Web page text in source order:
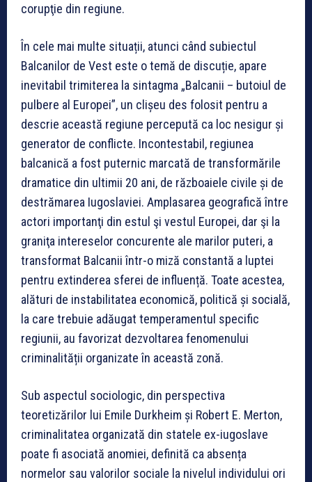
corupţie din regiune.
În cele mai multe situații, atunci când subiectul
Balcanilor de Vest este o temă de discuție, apare
inevitabil trimiterea la sintagma „Balcanii – butoiul de
pulbere al Europei”, un clișeu des folosit pentru a
descrie această regiune percepută ca loc nesigur și
generator de conflicte. Incontestabil, regiunea
balcanică a fost puternic marcată de transformările
dramatice din ultimii 20 ani, de războaiele civile și de
destrămarea Iugoslaviei. Amplasarea geografică între
actori importanţi din estul şi vestul Europei, dar şi la
graniţa intereselor concurente ale marilor puteri, a
transformat Balcanii într-o miză constantă a luptei
pentru extinderea sferei de influență. Toate acestea,
alături de instabilitatea economică, politică și socială,
la care trebuie adăugat temperamentul specific
regiunii, au favorizat dezvoltarea fenomenului
criminalității organizate în această zonă.
Sub aspectul sociologic, din perspectiva
teoretizărilor lui Emile Durkheim și Robert E. Merton,
criminalitatea organizată din statele ex-iugoslave
poate fi asociată anomiei, definită ca absența
normelor sau valorilor sociale la nivelul individului ori